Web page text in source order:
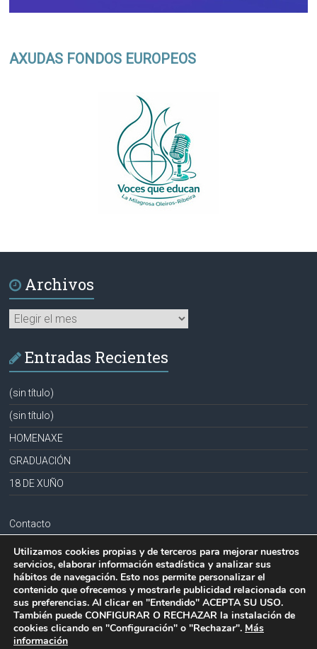
AXUDAS FONDOS EUROPEOS
Archivos
Archivos
Entradas Recientes
(sin título)
(sin título)
HOMENAXE
GRADUACIÓN
18 DE XUÑO
Contacto
Aviso legal
Política de privacidad
Política de cookies
Copyright © 2026
Utilizamos cookies propias y de terceros para mejorar nuestros
servicios, elaborar información estadística y analizar sus
hábitos de navegación. Esto nos permite personalizar el
contenido que ofrecemos y mostrarle publicidad relacionada con
sus preferencias. Al clicar en "Entendido" ACEPTA SU USO.
También puede CONFIGURAR O RECHAZAR la instalación de
cookies clicando en "Configuración" o "Rechazar". Más
información